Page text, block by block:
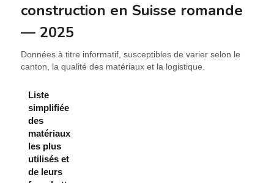
construction en Suisse romande
— 2025
Données à titre informatif, susceptibles de varier selon le
canton, la qualité des matériaux et la logistique.
Liste
simplifiée
des
matériaux
les plus
utilisés et
de leurs